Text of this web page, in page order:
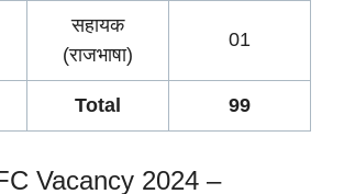
सहायक
(राजभाषा)
01
Total 99
Vacancy 2024 –